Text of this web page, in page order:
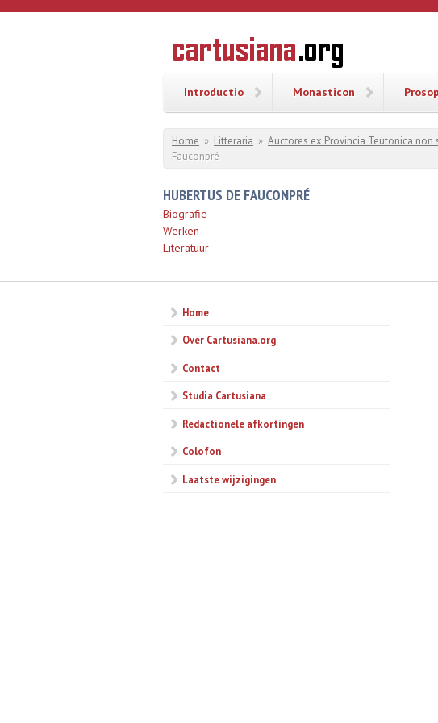
Overslaan en naar de inhoud gaan
CARTUSIANA
Geschiedenis
van de
Introductio Monasticon
U bent hier
Home » Litteraria » Auctores ex Provincia Teutonica
Fauconpré
HUBERTUS DE FAUCONPRÉ
Biografie
Werken
Literatuur
Home
Over Cartusiana.org
Contact
Studia Cartusiana
Redactionele afkortingen
Colofon
Laatste wijzigingen